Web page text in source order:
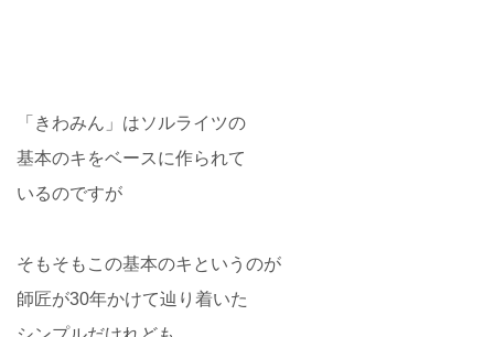
「きわみん」はソルライツの
基本のキをベースに作られて
いるのですが
そもそもこの基本のキというのが
師匠が30年かけて辿り着いた